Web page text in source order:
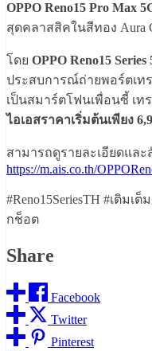
OPPO Reno15 Pro Max
สุดคลาสสิคในสีทอง Aura
โดย OPPO Reno15 Series
ประสบการณ์ถ่ายพอร์ตเท
เป็นสมาร์ตโฟนเพื่อนซี้ เ
ไอเอสราคาเริ่มต้นเพียง
สามารถดูรายละเอียดและ
https://m.ais.co.th/
#Reno15SeriesTH #เติม
กช็อต
Share
Facebook
Twitter
Pinterest